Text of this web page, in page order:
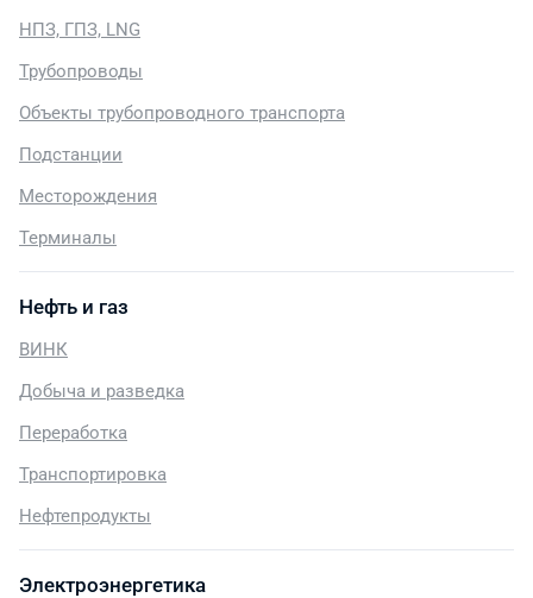
НПЗ, ГПЗ, LNG
Трубопроводы
Объекты трубопроводного транспорта
Подстанции
Месторождения
Терминалы
Нефть и газ
ВИНК
Добыча и разведка
Переработка
Транспортировка
Нефтепродукты
Электроэнергетика